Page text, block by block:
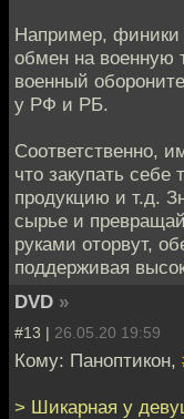
Например, финики
обмен на военную
военный
у РФ и РБ.
Соответственно,
что закупать себе
продукцию и т.д.
сырье и
руками оторвут,
поддерживая
DVD »
#13 | 26.05.20 19:59
Кому: Паноптикон,
> Шикарная у